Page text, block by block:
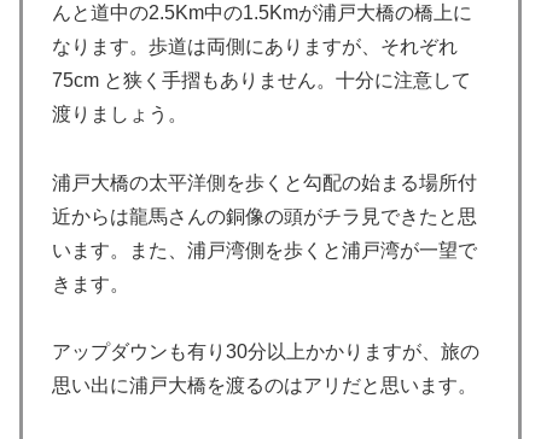
んと道中の2.5Km中の1.5Kmが浦戸大橋の橋上に
なります。歩道は両側にありますが、それぞれ
75cm と狭く手摺もありません。十分に注意して
渡りましょう。
浦戸大橋の太平洋側を歩くと勾配の始まる場所付
近からは龍馬さんの銅像の頭がチラ見できたと思
います。また、浦戸湾側を歩くと浦戸湾が一望で
きます。
アップダウンも有り30分以上かかりますが、旅の
思い出に浦戸大橋を渡るのはアリだと思います。